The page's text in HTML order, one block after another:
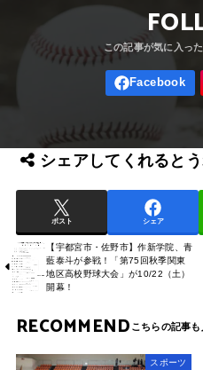
シェアしてくれると
ポスト シェア
【宇都宮市・佐野市】作新学院、青
藍泰斗が参戦！「第75回秋季関東
地区高校野球大会」が10/22（土）
開幕！
RECOMMEND
スポーツ